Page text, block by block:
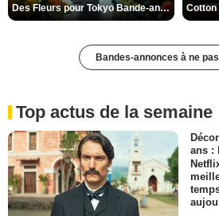
Des Fleurs pour Tokyo Bande-annonce VO STFR
Bandes-annonces à ne
Top actus de la semaine
ans :